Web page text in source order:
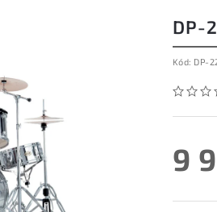
DP-
Kód: DP-
9